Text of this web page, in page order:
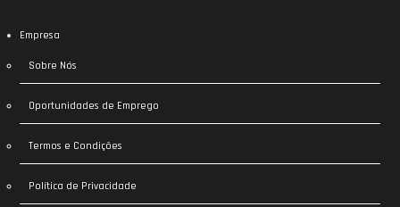
Empresa
Sobre Nós
Oportunidades de Emprego
Termos e Condições
Política de Privacidade